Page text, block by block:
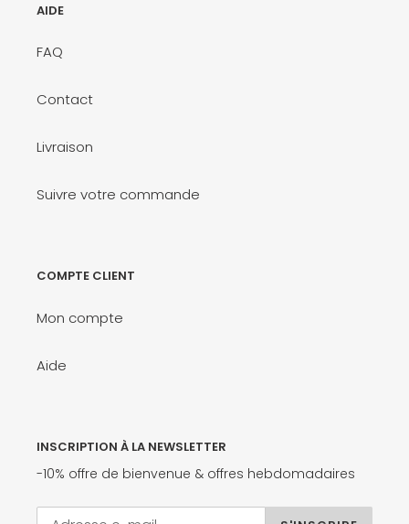
AIDE
FAQ
Contact
Livraison
Suivre votre commande
COMPTE CLIENT
Mon compte
Aide
INSCRIPTION À LA NEWSLETTER
-10% offre de bienvenue & offres hebdomadaires